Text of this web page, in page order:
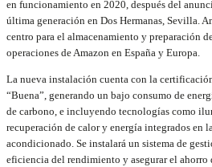
en funcionamiento en 2020, después del
última generación en Dos Hermanas, Sevilla.
centro para el almacenamiento y preparación
operaciones de Amazon en España y Europa.
La nueva instalación cuenta con la
“Buena”, generando un bajo consumo de
de carbono, e incluyendo tecnologías como
recuperación de calor y energía integrados en
acondicionado. Se instalará un sistema de
eficiencia del rendimiento y asegurar el